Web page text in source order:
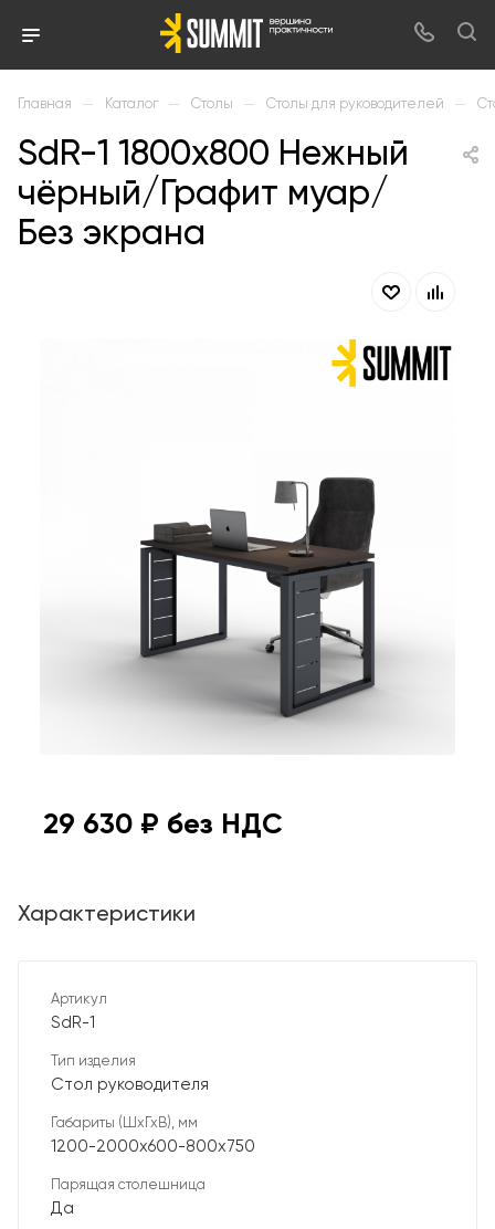
Главная — Каталог — Столы — Столы для руководителей —
SdR-1 1800х800 Нежный
чёрный/Графит муар/
Без экрана
29 630 ₽ без НДС
Характеристики
Артикул
SdR-1
Тип изделия
Стол руководителя
Габариты (ШхГхВ), мм
1200-2000х600-800х750
Парящая столешница
Да